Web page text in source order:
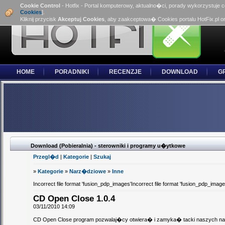
Cookie Control - Hotfix - Portal komputerowy, aktualno�ci, porady wykorzystuje
Cookies].
Kliknij przycisk Akceptuj Cookies , aby zaakceptowa� Cookies portalu HotFix.pl
HOME PORADNIKI RECENZJE DOWNLOAD
Download (Pobieralnia) - sterowniki i programy u�ytkowe
Przegl�d |Kategorie |Szukaj
»Kategorie »Narz�dziowe »Inne
Incorrect file format 'fusion_pdp_images'Incorrect file format
CD Open Close 1.0.4
03/11/2010 14:09
CD Open Close program pozwalaj�cy otwiera� i zamyka� tacki naszych